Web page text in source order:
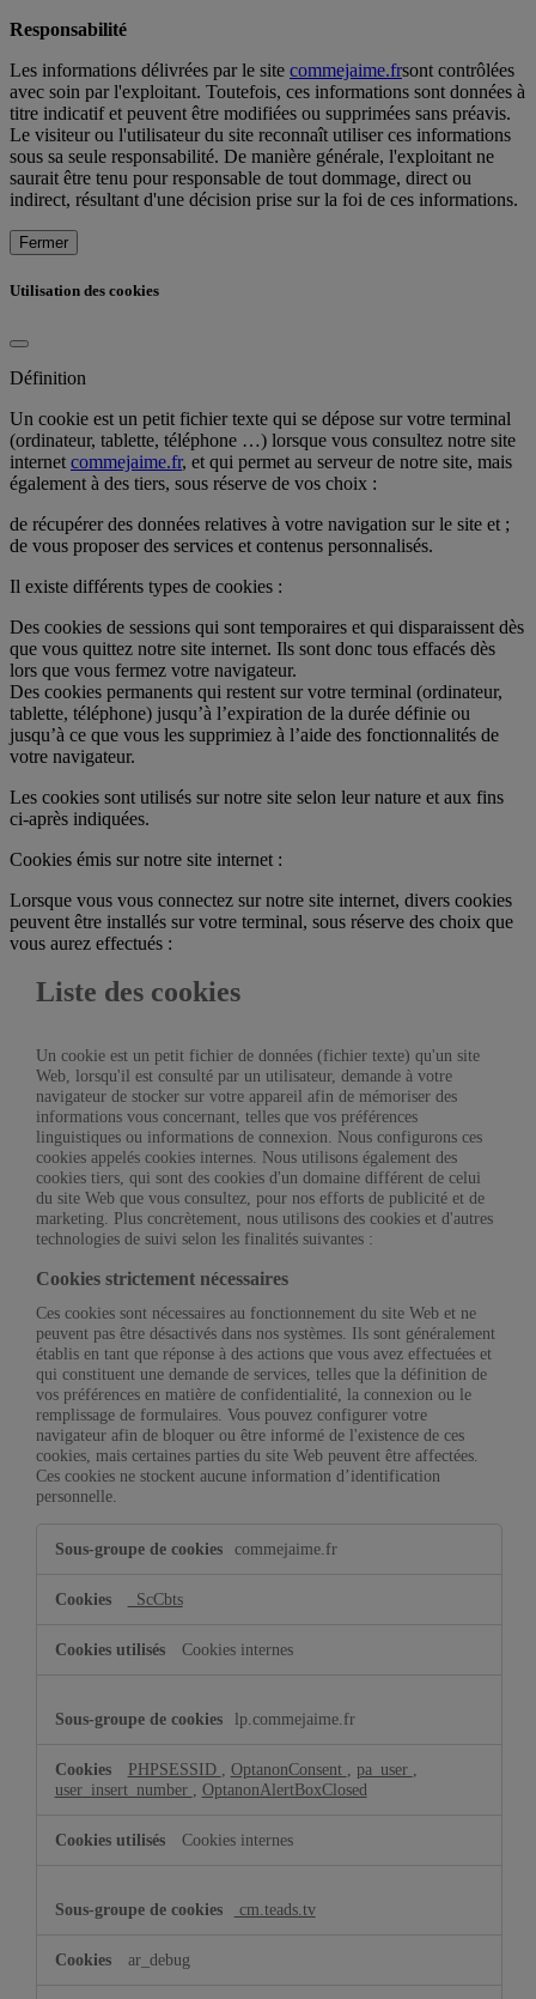
Responsabilité
Les informations délivrées par le site commejaime.frsont contrôlées
avec soin par l'exploitant. Toutefois, ces informations sont données à
titre indicatif et peuvent être modifiées ou supprimées sans préavis.
Le visiteur ou l'utilisateur du site reconnaît utiliser ces informations
sous sa seule responsabilité. De manière générale, l'exploitant ne
saurait être tenu pour responsable de tout dommage, direct ou
indirect, résultant d'une décision prise sur la foi de ces informations.
Fermer
Utilisation des cookies
Définition
Un cookie est un petit fichier texte qui se dépose sur votre terminal
(ordinateur, tablette, téléphone …) lorsque vous consultez notre site
internet commejaime.fr, et qui permet au serveur de notre site, mais
également à des tiers, sous réserve de vos choix :
de récupérer des données relatives à votre navigation sur le site et ;
de vous proposer des services et contenus personnalisés.
Il existe différents types de cookies :
Des cookies de sessions qui sont temporaires et qui disparaissent dès
que vous quittez notre site internet. Ils sont donc tous effacés dès
lors que vous fermez votre navigateur.
Des cookies permanents qui restent sur votre terminal (ordinateur,
tablette, téléphone) jusqu’à l’expiration de la durée définie ou
jusqu’à ce que vous les supprimiez à l’aide des fonctionnalités de
votre navigateur.
Les cookies sont utilisés sur notre site selon leur nature et aux fins
ci-après indiquées.
Cookies émis sur notre site internet :
Lorsque vous vous connectez sur notre site internet, divers cookies
peuvent être installés sur votre terminal, sous réserve des choix que
vous aurez effectués :
Liste des cookies
Un cookie est un petit fichier de données (fichier texte) qu'un site
Web, lorsqu'il est consulté par un utilisateur, demande à votre
navigateur de stocker sur votre appareil afin de mémoriser des
informations vous concernant, telles que vos préférences
linguistiques ou informations de connexion. Nous configurons ces
cookies appelés cookies internes. Nous utilisons également des
cookies tiers, qui sont des cookies d'un domaine différent de celui
du site Web que vous consultez, pour nos efforts de publicité et de
marketing. Plus concrètement, nous utilisons des cookies et d'autres
technologies de suivi selon les finalités suivantes :
Cookies strictement nécessaires
Ces cookies sont nécessaires au fonctionnement du site Web et ne
peuvent pas être désactivés dans nos systèmes. Ils sont généralement
établis en tant que réponse à des actions que vous avez effectuées et
qui constituent une demande de services, telles que la définition de
vos préférences en matière de confidentialité, la connexion ou le
remplissage de formulaires. Vous pouvez configurer votre
navigateur afin de bloquer ou être informé de l'existence de ces
cookies, mais certaines parties du site Web peuvent être affectées.
Ces cookies ne stockent aucune information d’identification
personnelle.
strictement
commejaime.fr
_ScCbts
Cookies internes
lp.commejaime.fr
PHPSESSID OptanonConsent pa_user
user_insert_number
OptanonAlertBoxClosed
Cookies internes
cm.teads.tv
ar_debug